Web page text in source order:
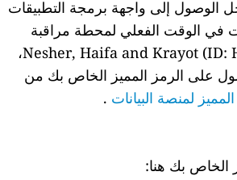
الوصول إلى واجهة برمجة التطبيقات
في الوقت الفعلي لمحطة مراقبة
جودة الهواء Nesher, Haifa and Krayot (ID: H10732)،
على الرمز المميز الخاص بك من
لمنصة البيانات .
الخاص بك هنا: